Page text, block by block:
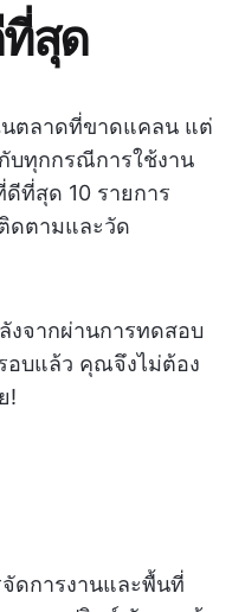
สุด
นตลาดที่ขาดแคลน แต่
บทุกกรณีการใช้งาน
ดีที่สุด 10 รายการ
ดตามและวัด
งจากผ่านการทดสอบ
อบแล้ว คุณจึงไม่ต้อง
!
ดการงานและพื้นที่